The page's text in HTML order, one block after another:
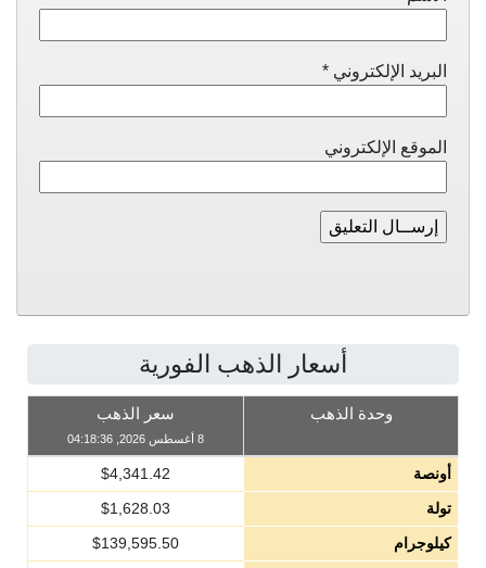
البريد الإلكتروني *
الموقع الإلكتروني
أسعار الذهب الفورية
وحدة الذهب سعر الذهب
8 أغسطس 2026, 04:18:36
أونصة $4,341.42
تولة
$1,628.03
كيلوجرام
$139,595.50